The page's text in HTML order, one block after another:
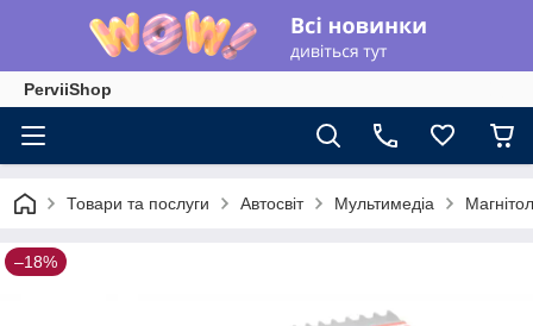
PerviiShop
Товари та послуги Автосвіт Мультимедіа
–18%